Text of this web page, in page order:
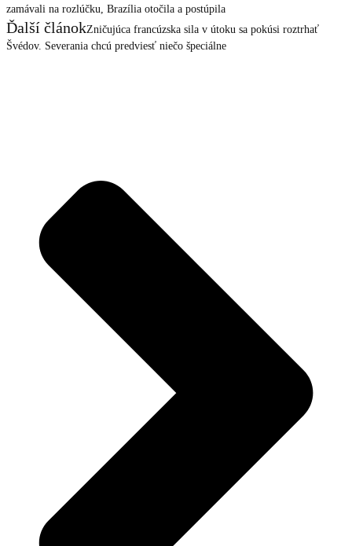
zamávali na rozlúčku, Brazília otočila a postúpila
Ďalší článokZničujúca francúzska sila v útoku sa pokúsi roztrhať
Švédov. Severania chcú predviesť niečo špeciálne